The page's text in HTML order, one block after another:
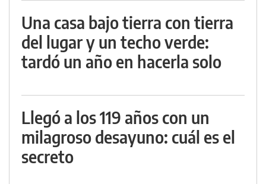
Una casa bajo tierra con tierra
del lugar y un techo verde:
tardó un año en hacerla solo
Llegó a los 119 años con un
milagroso desayuno: cuál es el
secreto